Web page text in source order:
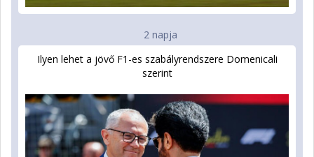
2 napja
Ilyen lehet a jövő F1-es szabályrendszere Domenicali
szerint